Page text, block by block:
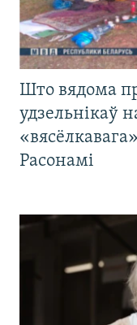
Што вядома
удзельнікаў
Расонамі